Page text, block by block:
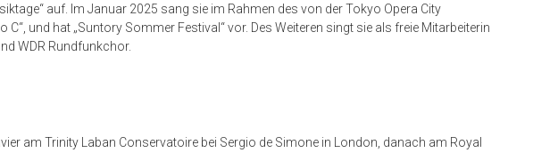
auf. Im Januar 2025 sang sie im Rahmen des von der Tokyo Opera City
C“, und hat „Suntory Sommer Festival“ vor. Des Weiteren singt sie als freie Mitarbeiterin
WDR Rundfunkchor.
am Trinity Laban Conservatoire bei Sergio de Simone in London, danach am Royal